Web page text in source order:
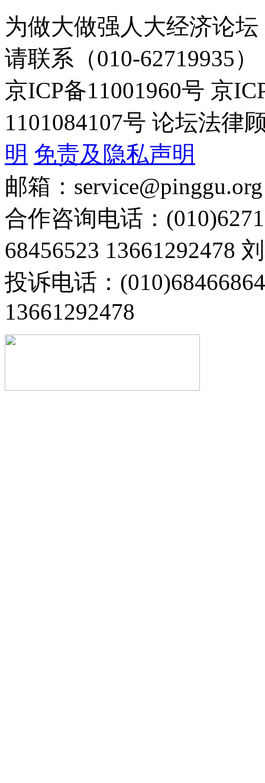
为做大做强人大经济论
请联系（010-62719935）
京ICP备11001960号 京
1101084107号 论坛法律
明 免责及隐私声明
邮箱：service@pinggu.org
合作咨询电话：
68456523 13661292478
投诉电话：
13661292478